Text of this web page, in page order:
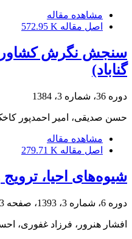
مشاهده مقاله
اصل مقاله 572.95 K
سنجش نگرش
گناباد)
دوره 36، شماره 3، 1384
حسن صدیقی، امیر احمدپور
مشاهده مقاله
اصل مقاله 279.71 K
شیوه‌‌های احیا،
دوره 6، شماره 3، 1393، صفحه
افشار هنرور، فرزاد غفوری،